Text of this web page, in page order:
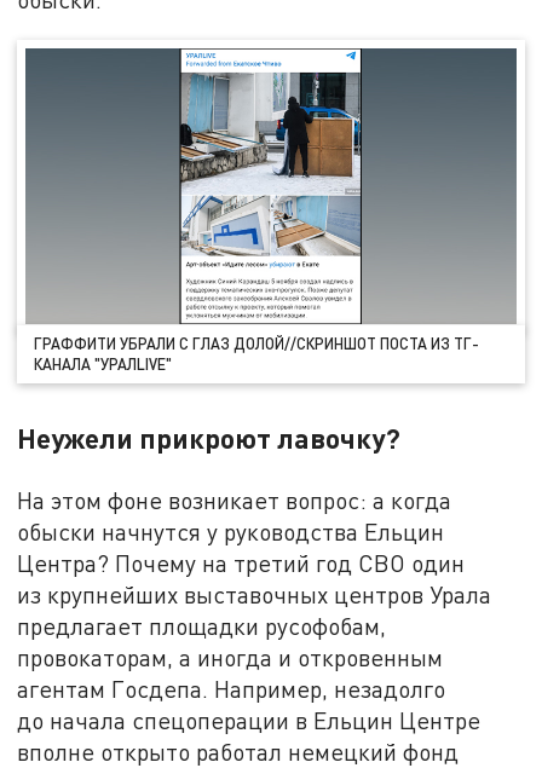
ГРАФФИТИ УБРАЛИ С ГЛАЗ ДОЛОЙ//СКРИНШОТ ПОСТА ИЗ ТГ-
КАНАЛА "УРАЛLIVE"
Неужели прикроют лавочку?
На этом фоне возникает вопрос: а когда
обыски начнутся у руководства Ельцин
Центра? Почему на третий год СВО один
из крупнейших выставочных центров Урала
предлагает площадки русофобам,
провокаторам, а иногда и откровенным
агентам Госдепа. Например, незадолго
до начала спецоперации в Ельцин Центре
вполне открыто работал немецкий фонд